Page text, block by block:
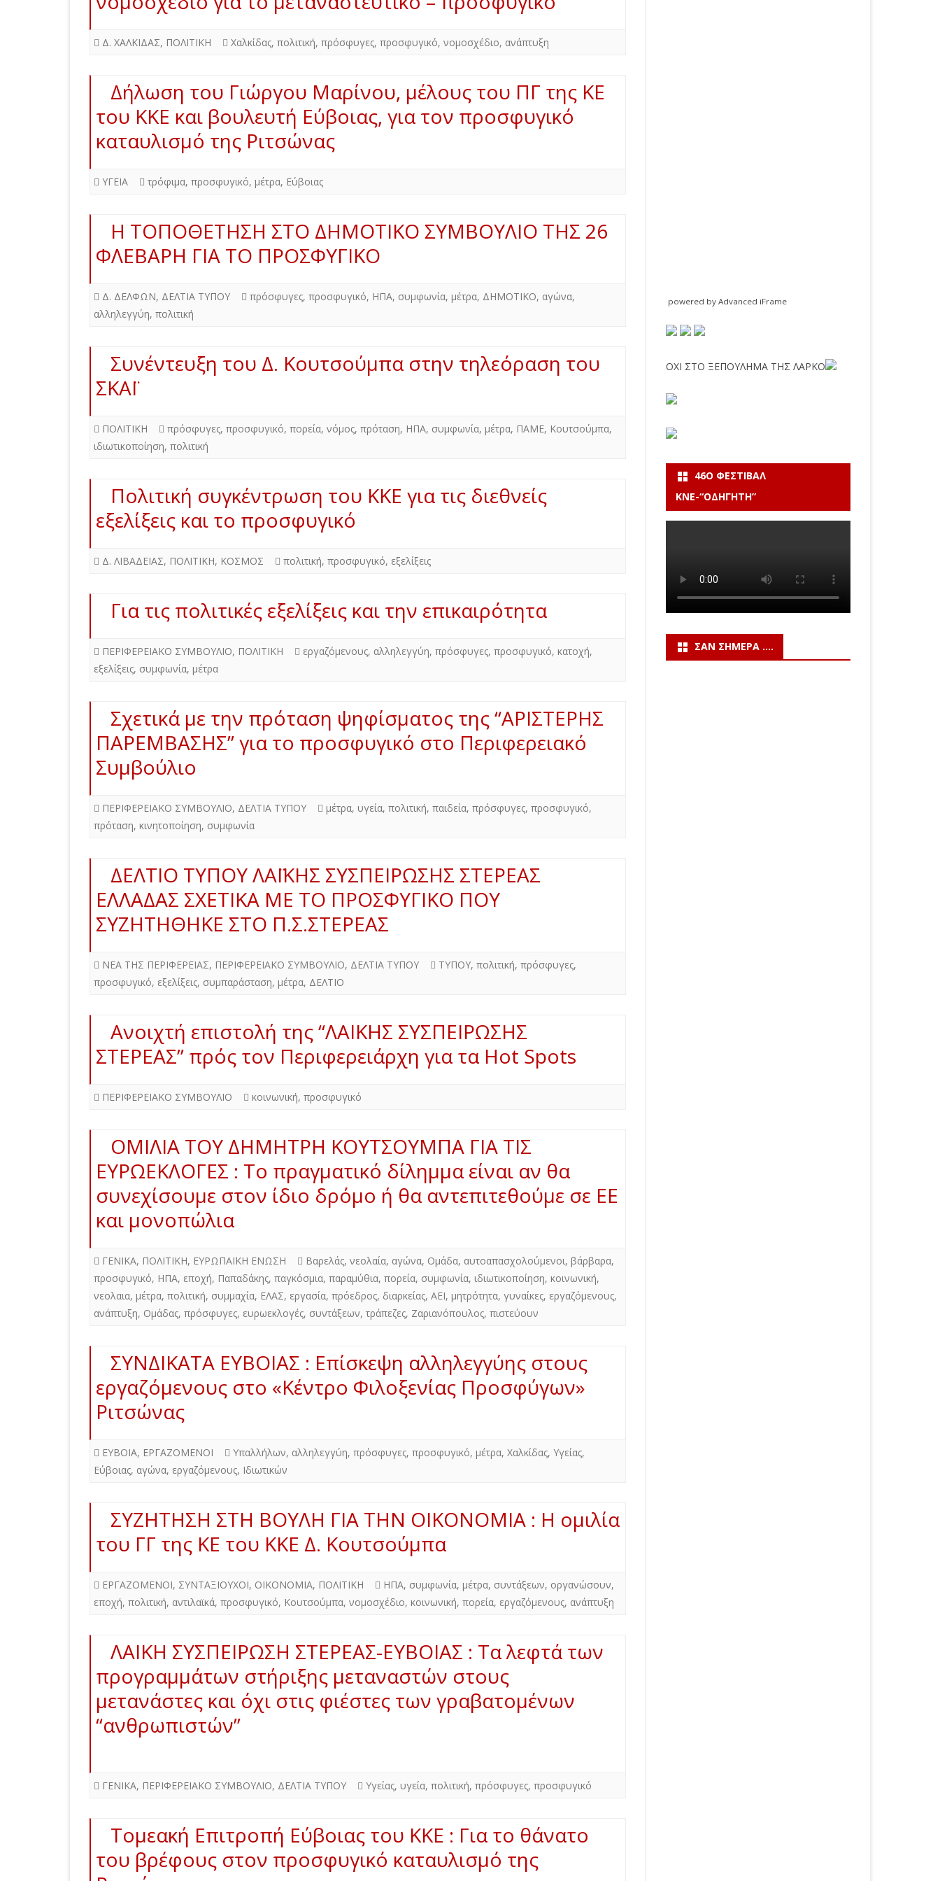
Δ. ΣΚΥΡΟΥ
Δ. ΜΩΛΟΥ-ΑΓ.ΚΩΝ/ΝΟΥ
ΠΕΡΙΒΑΛΛΟΝ
ΑΘΛΗΤΙΣΜΟΣ
ΕΥΡΩΠΑΪΚΗ ΕΝΩΣΗ
ΚΟΣΜΟΣ
ΑΝΑΔΡΟΜΕΣ ΣΤΗΝ
Δ. ΧΑΛΚΙΔΑΣ, ΠΟΛΙΤΙΚΗ Χαλκίδας, πολιτική, πρόσφυγες, προσφυγικό, νομοσχέδιο, ανάπτυξη
Δήλωση του Γιώργου Μαρίνου, μέλους του ΠΓ της ΚΕ
του ΚΚΕ και βουλευτή Εύβοιας, για τον προσφυγικό
καταυλισμό της Ριτσώνας
ΥΓΕΙΑ τρόφιμα, προσφυγικό, μέτρα, Εύβοιας
Η ΤΟΠΟΘΕΤΗΣΗ ΣΤΟ ΔΗΜΟΤΙΚΟ ΣΥΜΒΟΥΛΙΟ ΤΗΣ 26
ΦΛΕΒΑΡΗ ΓΙΑ ΤΟ ΠΡΟΣΦΥΓΙΚΟ
Δ. ΔΕΛΦΩΝ, ΔΕΛΤΙΑ ΤΥΠΟΥ πρόσφυγες, προσφυγικό, ΗΠΑ, συμφωνία, μέτρα, ΔΗΜΟΤΙΚΟ, αγώνα,
αλληλεγγύη, πολιτική
Συνέντευξη του Δ. Κουτσούμπα στην τηλεόραση του
ΣΚΑΪ
ΠΟΛΙΤΙΚΗ πρόσφυγες, προσφυγικό, πορεία, νόμος, πρόταση, ΗΠΑ, συμφωνία, μέτρα, ΠΑΜΕ, Κουτσούμπα,
ιδιωτικοποίηση, πολιτική
Πολιτική συγκέντρωση του ΚΚΕ για τις διεθνείς
εξελίξεις και το προσφυγικό
Δ. ΛΙΒΑΔΕΙΑΣ, ΠΟΛΙΤΙΚΗ, ΚΟΣΜΟΣ πολιτική, προσφυγικό, εξελίξεις
Για τις πολιτικές εξελίξεις και την επικαιρότητα
ΠΕΡΙΦΕΡΕΙΑΚΟ ΣΥΜΒΟΥΛΙΟ, ΠΟΛΙΤΙΚΗ εργαζόμενους, αλληλεγγύη, πρόσφυγες, προσφυγικό, κατοχή,
εξελίξεις, συμφωνία, μέτρα
Σχετικά με την πρόταση ψηφίσματος της “ΑΡΙΣΤΕΡΗΣ
ΠΑΡΕΜΒΑΣΗΣ” για το προσφυγικό στο Περιφερειακό
Συμβούλιο
ΠΕΡΙΦΕΡΕΙΑΚΟ ΣΥΜΒΟΥΛΙΟ, ΔΕΛΤΙΑ ΤΥΠΟΥ μέτρα, υγεία, πολιτική, παιδεία, πρόσφυγες, προσφυγικό,
πρόταση, κινητοποίηση, συμφωνία
ΔΕΛΤΙΟ ΤΥΠΟΥ ΛΑΪΚΗΣ ΣΥΣΠΕΙΡΩΣΗΣ ΣΤΕΡΕΑΣ
ΕΛΛΑΔΑΣ ΣΧΕΤΙΚΑ ΜΕ ΤΟ ΠΡΟΣΦΥΓΙΚΟ ΠΟΥ
ΣΥΖΗΤΗΘΗΚΕ ΣΤΟ Π.Σ.ΣΤΕΡΕΑΣ
ΝΕΑ ΤΗΣ ΠΕΡΙΦΕΡΕΙΑΣ, ΠΕΡΙΦΕΡΕΙΑΚΟ ΣΥΜΒΟΥΛΙΟ, ΔΕΛΤΙΑ ΤΥΠΟΥ ΤΥΠΟΥ, πολιτική, πρόσφυγες,
προσφυγικό, εξελίξεις, συμπαράσταση, μέτρα, ΔΕΛΤΙΟ
Ανοιχτή επιστολή της “ΛΑΙΚΗΣ ΣΥΣΠΕΙΡΩΣΗΣ
ΣΤΕΡΕΑΣ” πρός τον Περιφερειάρχη για τα Hot Spots
ΠΕΡΙΦΕΡΕΙΑΚΟ ΣΥΜΒΟΥΛΙΟ κοινωνική, προσφυγικό
ΟΜΙΛΙΑ ΤΟΥ ΔΗΜΗΤΡΗ ΚΟΥΤΣΟΥΜΠΑ ΓΙΑ ΤΙΣ
ΕΥΡΩΕΚΛΟΓΕΣ : Το πραγματικό δίλημμα είναι αν θα
συνεχίσουμε στον ίδιο δρόμο ή θα αντεπιτεθούμε σε ΕΕ
και μονοπώλια
ΓΕΝΙΚΑ, ΠΟΛΙΤΙΚΗ, ΕΥΡΩΠΑΪΚΗ ΕΝΩΣΗ Βαρελάς, νεολαία, αγώνα, Ομάδα, αυτοαπασχολούμενοι, βάρβαρα,
προσφυγικό, ΗΠΑ, εποχή, Παπαδάκης, παγκόσμια, παραμύθια, πορεία, συμφωνία, ιδιωτικοποίηση, κοινωνική,
νεολαια, μέτρα, πολιτική, συμμαχία, ΕΛΑΣ, εργασία, πρόεδρος, διαρκείας, ΑΕΙ, μητρότητα, γυναίκες, εργαζόμενους,
ανάπτυξη, Ομάδας, πρόσφυγες, ευρωεκλογές, συντάξεων, τράπεζες, Ζαριανόπουλος, πιστεύουν
ΣΥΝΔΙΚΑΤΑ ΕΥΒΟΙΑΣ : Επίσκεψη αλληλεγγύης στους
εργαζόμενους στο «Κέντρο Φιλοξενίας Προσφύγων»
Ριτσώνας
ΕΥΒΟΙΑ, ΕΡΓΑΖΟΜΕΝΟΙ Υπαλλήλων, αλληλεγγύη, πρόσφυγες, προσφυγικό, μέτρα, Χαλκίδας, Υγείας,
Εύβοιας, αγώνα, εργαζόμενους, Ιδιωτικών
ΣΥΖΗΤΗΣΗ ΣΤΗ ΒΟΥΛΗ ΓΙΑ ΤΗΝ ΟΙΚΟΝΟΜΙΑ : Η ομιλία
του ΓΓ της ΚΕ του ΚΚΕ Δ. Κουτσούμπα
ΕΡΓΑΖΟΜΕΝΟΙ, ΣΥΝΤΑΞΙΟΥΧΟΙ, ΟΙΚΟΝΟΜΙΑ, ΠΟΛΙΤΙΚΗ ΗΠΑ, συμφωνία, μέτρα, συντάξεων, οργανώσουν,
εποχή, πολιτική, αντιλαϊκά, προσφυγικό, Κουτσούμπα, νομοσχέδιο, κοινωνική, πορεία, εργαζόμενους, ανάπτυξη
ΛΑΙΚΗ ΣΥΣΠΕΙΡΩΣΗ ΣΤΕΡΕΑΣ-ΕΥΒΟΙΑΣ : Τα λεφτά των
προγραμμάτων στήριξης μεταναστών στους
μετανάστες και όχι στις φιέστες των γραβατομένων
“ανθρωπιστών”
ΓΕΝΙΚΑ, ΠΕΡΙΦΕΡΕΙΑΚΟ ΣΥΜΒΟΥΛΙΟ, ΔΕΛΤΙΑ ΤΥΠΟΥ Υγείας, υγεία, πολιτική, πρόσφυγες, προσφυγικό
Τομεακή Επιτροπή Εύβοιας του ΚΚΕ : Για το θάνατο
του βρέφους στον προσφυγικό καταυλισμό της
powered by Advanced iFrame
ΟΧΙ ΣΤΟ ΞΕΠΟΥΛΗΜΑ ΤΗΣ ΛΑΡΚΟ
46Ο ΦΕΣΤΙΒΆΛ
ΚΝΕ-“ΟΔΗΓΗΤΗ”
ΣΑΝ ΣΉΜΕΡΑ ….